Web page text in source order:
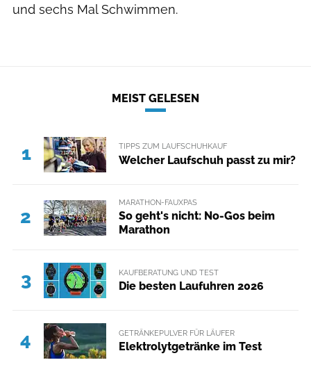
und sechs Mal Schwimmen.
MEIST GELESEN
1 TIPPS ZUM LAUFSCHUHKAUF
Welcher Laufschuh passt zu mir?
2
MARATHON-FAUXPAS
So geht's nicht: No-Gos beim
Marathon
3 KAUFBERATUNG UND TEST
Die besten Laufuhren 2026
4 GETRÄNKEPULVER FÜR LÄUFER
Elektrolytgetränke im Test